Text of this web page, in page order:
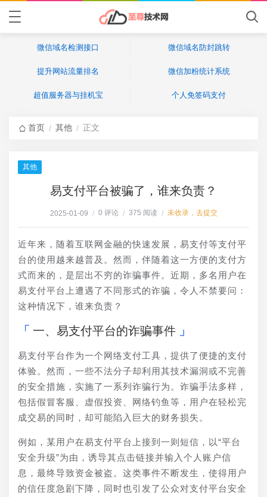
微信域名检测接口 微信域名防封跳转
提升网站流量排名 微信加粉统计系统
超值服务器与挂机宝 个人免签码支付
首页 / 其他 / 正文
其他
易支付平台被骗了，谁来负责？
2025-01-09 / 0 评论 / 375 阅读 / 未收录，去提交
近年来，随着互联网金融的快速发展，易支付等支付平
台的使用越来越普及。然而，伴随着这一方便的支付方
式而来的，是层出不穷的诈骗事件。近期，多名用户在
易支付平台上遭遇了不同形式的诈骗，令人不禁要问：
这种情况下，谁来负责？
一、易支付平台的诈骗事件
易支付平台作为一个网络支付工具，提供了便捷的支付
体验。然而，一些不法分子却利用其技术漏洞或不完善
的安全措施，实施了一系列诈骗行为。诈骗手法多样，
包括假冒客服、虚假投资、网络钓鱼等，用户在轻松完
成交易的同时，却可能陷入巨大的财务损失。
例如，某用户在易支付平台上接到一则短信，以“平台
安全升级”为由，诱导其点击链接并输入个人账户信
息，最终导致资金被盗。这类事件不断发生，使得用户
的信任度急剧下降，同时也引发了公众对支付平台安全